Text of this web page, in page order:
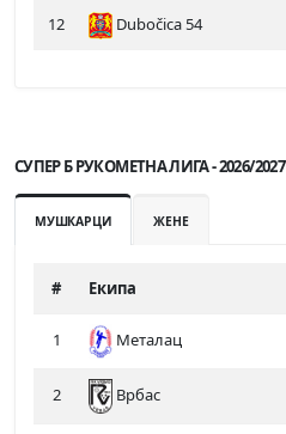
12 Dubočica 54
СУПЕР Б РУКОМЕТНА ЛИГА - 2026/2027
МУШКАРЦИ ЖЕНЕ
# Екипа
1 Металац
2 Врбас